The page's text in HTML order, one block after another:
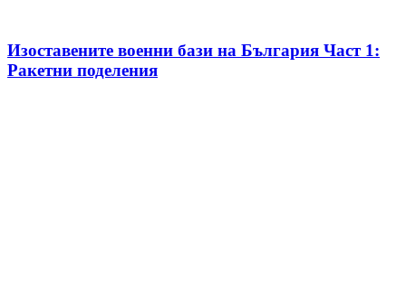
Изоставените военни бази на България Част 1:
Ракетни поделения